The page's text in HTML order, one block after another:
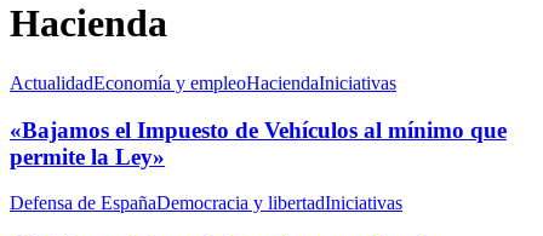
Hacienda
ActualidadEconomía y empleoHaciendaIniciativas
«Bajamos el Impuesto de Vehículos al mínimo que
permite la Ley»
Defensa de EspañaDemocracia y libertadIniciativas